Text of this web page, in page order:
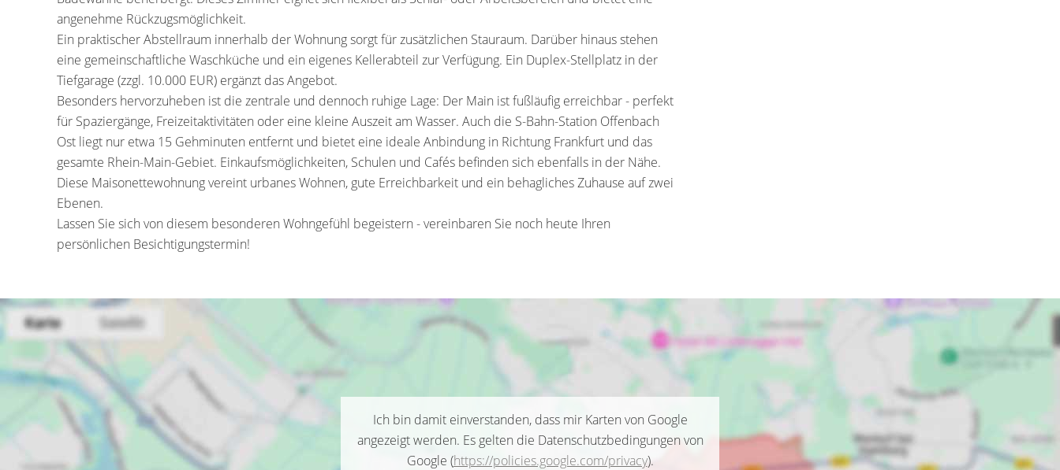
angenehme Rückzugsmöglichkeit.
Ein praktischer Abstellraum innerhalb der Wohnung sorgt für zusätzlichen Stauraum. Darüber hinaus stehen
eine gemeinschaftliche Waschküche und ein eigenes Kellerabteil zur Verfügung. Ein Duplex-Stellplatz in der
Tiefgarage (zzgl. 10.000 EUR) ergänzt das Angebot.
Besonders hervorzuheben ist die zentrale und dennoch ruhige Lage: Der Main ist fußläufig erreichbar - perfekt
für Spaziergänge, Freizeitaktivitäten oder eine kleine Auszeit am Wasser. Auch die S-Bahn-Station Offenbach
Ost liegt nur etwa 15 Gehminuten entfernt und bietet eine ideale Anbindung in Richtung Frankfurt und das
gesamte Rhein-Main-Gebiet. Einkaufsmöglichkeiten, Schulen und Cafés befinden sich ebenfalls in der Nähe.
Diese Maisonettewohnung vereint urbanes Wohnen, gute Erreichbarkeit und ein behagliches Zuhause auf zwei
Ebenen.
Lassen Sie sich von diesem besonderen Wohngefühl begeistern - vereinbaren Sie noch heute Ihren
persönlichen Besichtigungstermin!
Ich bin damit einverstanden, dass mir Karten von Google
angezeigt werden. Es gelten die Datenschutzbedingungen von
Google (https://policies.google.com/privacy).